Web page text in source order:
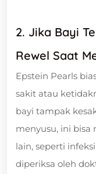
2. Jika Bayi
Rewel Saat
Epstein Pearls
sakit atau
bayi tampak
menyusu, ini bisa
lain, seperti
diperiksa oleh